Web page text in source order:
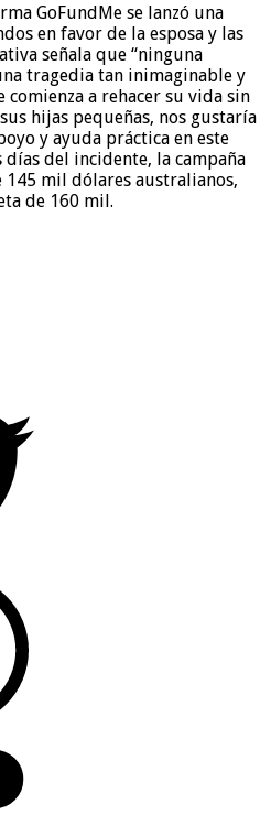
GoFundMe se lanzó una
en favor de la esposa y las
señala que “ninguna
tragedia tan inimaginable y
a rehacer su vida sin
hijas pequeñas, nos gustaría
y ayuda práctica en este
del incidente, la campaña
145 mil dólares australianos,
de 160 mil.